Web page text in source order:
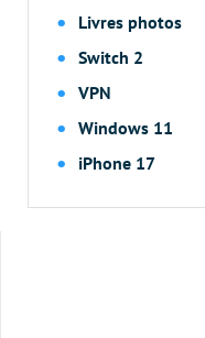
Livres photos
Switch 2
VPN
Windows 11
iPhone 17